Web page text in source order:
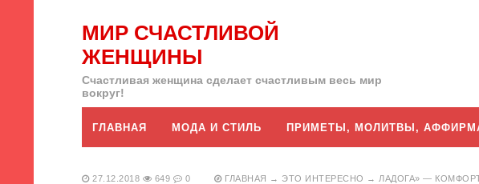
МИР СЧАСТЛИВОЙ
ЖЕНЩИНЫ
Счастливая женщина сделает счастливым весь мир
вокруг!
ГЛАВНАЯ МОДА И СТИЛЬ ПРИМЕТЫ, МОЛИТВЫ,
27.12.2018 649 0 ГЛАВНАЯ → ЭТО ИНТЕРЕСНО → ЛАДОГА» —